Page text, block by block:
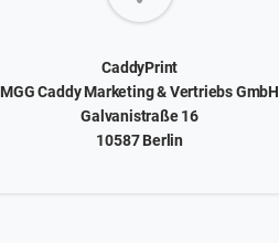
CaddyPrint
MGG Caddy Marketing & Vertriebs GmbH
Galvanistraße 16
10587 Berlin